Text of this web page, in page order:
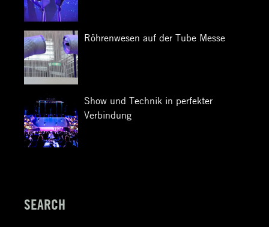
Röhrenwesen auf der Tube Messe
Show und Technik in perfekter
Verbindung
SEARCH